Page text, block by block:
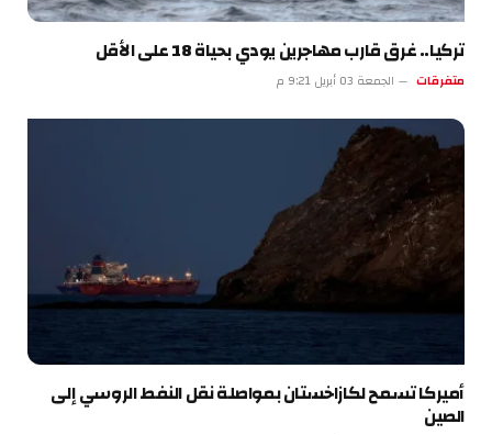
تركيا.. غرق قارب مهاجرين يودي بحياة 18 على الأقل
متفرقات الجمعة 03 أبريل 9:21 م
أميركا تسمح لكازاخستان بمواصلة نقل النفط الروسي إلى
الصين